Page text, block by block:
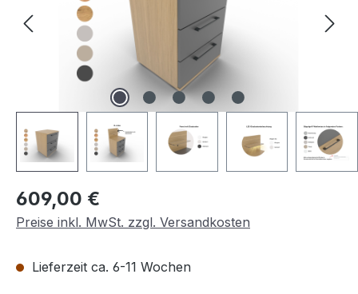
Regulärer Preis:
609,00 €
Preise inkl. MwSt. zzgl. Versandkosten
Lieferzeit ca. 6-11 Wochen